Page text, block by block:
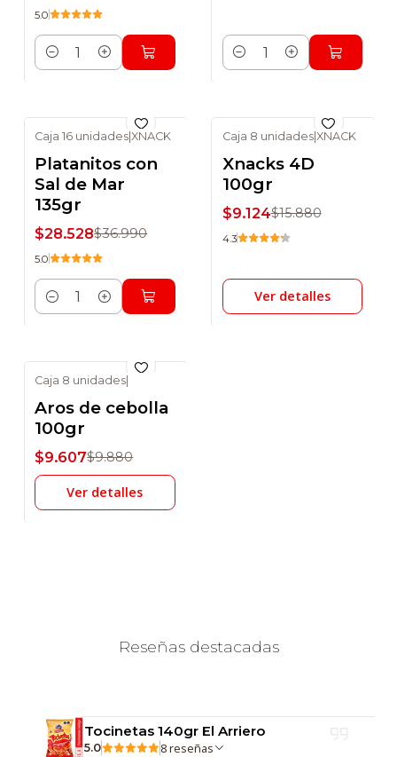
5.0
Cantidad Cantidad
Caja 16 unidades |XNACK
Platanitos con
Sal de Mar
135gr
$28.528$36.990
5.0
Cantidad
No disponible
Caja 8 unidades| XNACK
Xnacks 4D
100gr
$9.124$15.880
4.3
Ver detalles
No disponible
Caja 8 unidades
Aros de cebolla
100gr
$9.607$9.880
Ver detalles
Reseñas destacadas
Tocinetas 140gr El Arriero
5.0 8 reseñas